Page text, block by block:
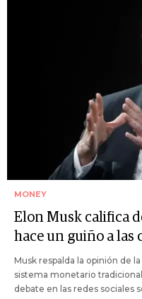
MONEY
Elon Musk califica
hace un guiño a las
Musk respalda la opinión de
sistema monetario
debate en las redes sociales